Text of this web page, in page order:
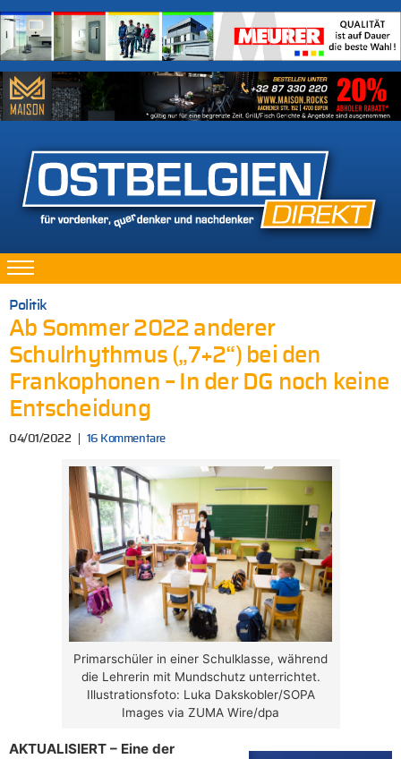
Politik
Ab Sommer 2022 anderer
Schulrhythmus („7+2“) bei den
Frankophonen – In der DG noch keine
Entscheidung
04/01/2022 16 Kommentare
Primarschüler in einer Schulklasse, während
die Lehrerin mit Mundschutz unterrichtet.
Illustrationsfoto: Luka Dakskobler/SOPA
Images via ZUMA Wire/dpa
AKTUALISIERT – Eine der